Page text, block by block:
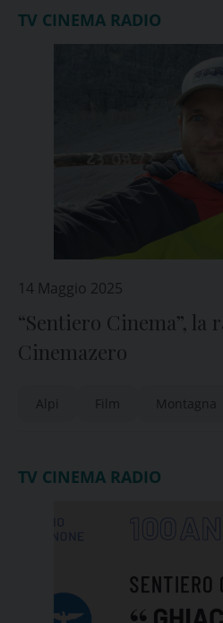
TV CINEMA RADIO
14 Maggio 2025
“Sentiero Cinema”, la
Cinemazero
Alpi Film Montagna
TV CINEMA RADIO